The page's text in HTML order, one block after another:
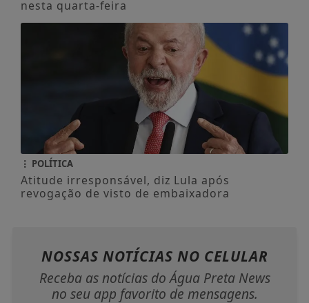
nesta quarta-feira
POLÍTICA
Atitude irresponsável, diz Lula após
revogação de visto de embaixadora
NOSSAS NOTÍCIAS NO CELULAR
Receba as notícias do Água Preta News
no seu app favorito de mensagens.